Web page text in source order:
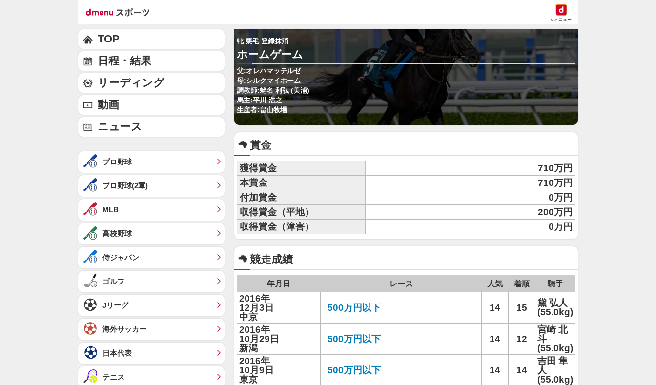
dメニュー
牝 栗毛 登録抹消
ホームゲーム
父:オレハマッテルゼ
母:シルクマイホーム
調教師:蛯名 利弘 (美浦)
馬主:平川 浩之
生産者:畠山牧場
賞金
獲得賞金
710万円
本賞金
710万円
付加賞金
0万円
収得賞金（平地）
200万円
収得賞金（障害）
0万円
競走成績
年月日 レース 人気 着順 騎手
2016年
12月3日
中京
500万円以下 14 15
黛 弘人
(55.0kg)
2016年
10月29日
新潟
500万円以下 14 12
宮崎 北
斗
(55.0kg)
2016年
10月9日
東京
500万円以下 14 14
吉田 隼
人
(55.0kg)
TOP
日程・結果
リーディング
動画
ニュース
プロ野球
プロ野球(2軍)
MLB
高校野球
侍ジャパン
ゴルフ
Jリーグ
海外サッカー
日本代表
テニス